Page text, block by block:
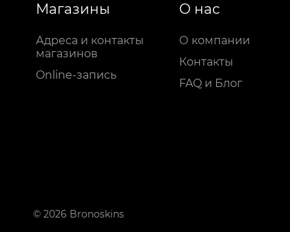
Магазины
Адреса и контакты
магазинов
Online-запись
О нас
О компании
Контакты
FAQ и Блог
© 2026 Bronoskins